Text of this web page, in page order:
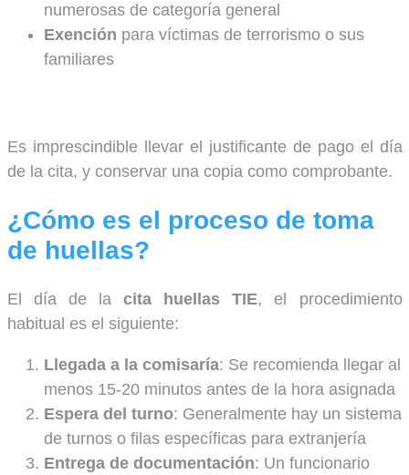
numerosas de categoría general
Exención para víctimas de terrorismo o sus
familiares
Es imprescindible llevar el justificante de pago el día
de la cita, y conservar una copia como comprobante.
¿Cómo es el proceso de toma
de huellas?
El día de lacita huellas TIE, el procedimiento
habitual es el siguiente:
Llegada a la comisaría: Se recomienda llegar al
menos 15-20 minutos antes de la hora asignada
Espera del turno: Generalmente hay un sistema
de turnos o filas específicas para extranjería
Entrega de documentación: Un funcionario